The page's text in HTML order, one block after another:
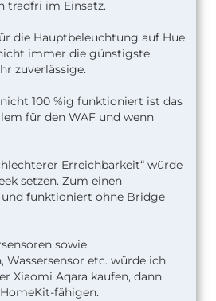
tradfri im Einsatz.
die Hauptbeleuchtung auf Hue
immer die günstigste
zuverlässige.
100 %ig funktioniert ist das
für den WAF und wenn
Erreichbarkeit“ würde
setzen. Zum einen
funktioniert ohne Bridge
sowie
Wassersensor etc. würde ich
Xiaomi Aqara kaufen, dann
fähigen.